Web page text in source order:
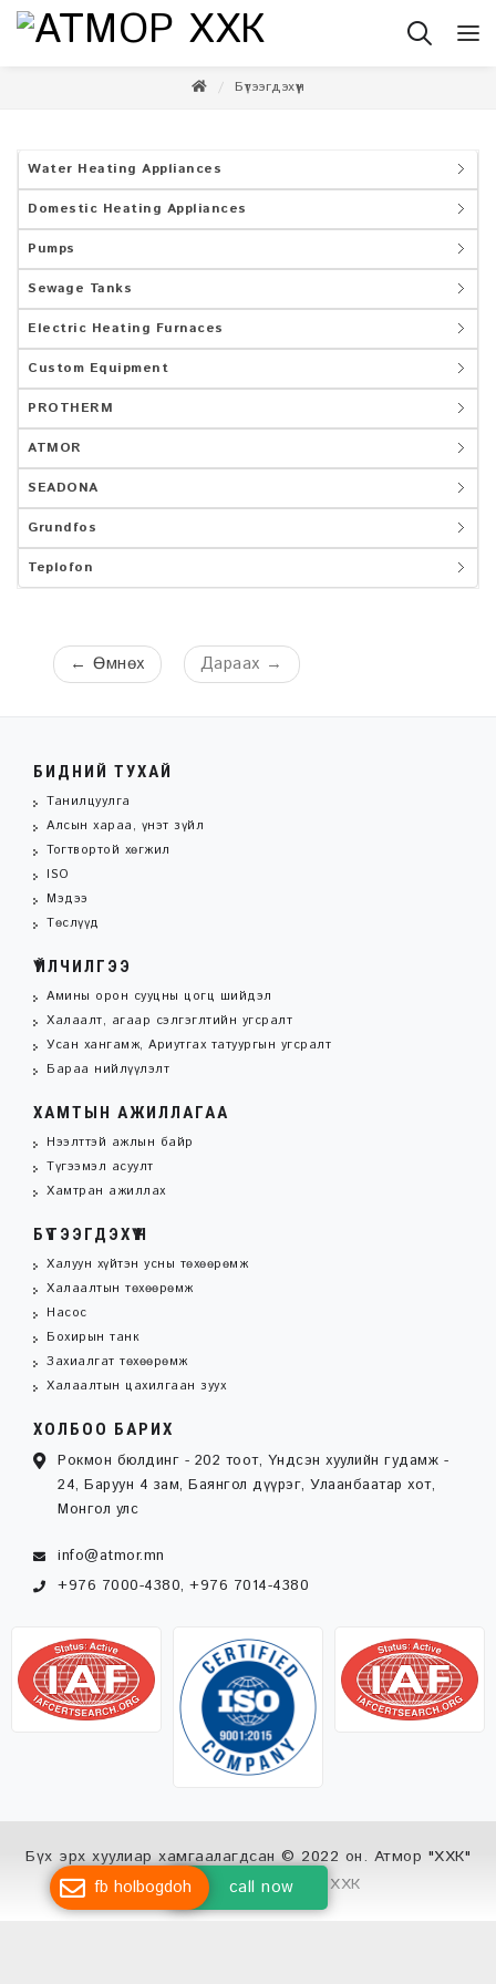
Бүтээгдэхүүн
Water Heating Appliances
Domestic Heating Appliances
Pumps
Sewage Tanks
Electric Heating Furnaces
Custom Equipment
PROTHERM
ATMOR
SEADONA
Grundfos
Teplofon
← Өмнөх Дараах →
БИДНИЙ ТУХАЙ
Танилцуулга
Алсын хараа, үнэт зүйл
Тогтвортой хөгжил
ISO
Мэдээ
Төслүүд
ҮЙЛЧИЛГЭЭ
Амины орон сууцны цогц шийдэл
Халаалт, агаар сэлгэглтийн угсралт
Усан хангамж, Ариутгах татуургын угсралт
Бараа нийлүүлэлт
ХАМТЫН АЖИЛЛАГАА
Нээлттэй ажлын байр
Түгээмэл асуулт
Хамтран ажиллах
БҮТЭЭГДЭХҮҮН
Халуун хүйтэн усны төхөөрөмж
Халаалтын төхөөрөмж
Насос
Бохирын танк
Захиалгат төхөөрөмж
Халаалтын цахилгаан зуух
ХОЛБОО БАРИХ
Рокмон бюлдинг - 202 тоот, Үндсэн хуулийн гудамж -
24, Баруун 4 зам, Баянгол дүүрэг, Улаанбаатар хот,
Монгол улс
info@atmor.mn
+976 7000-4380, +976 7014-4380
Бүх эрх хуулиар хамгаалагдсан © 2022 он. Атмор "ХХК"
Вэб сайтыг:Грийн софт ХХК
fb holbogdoh call now